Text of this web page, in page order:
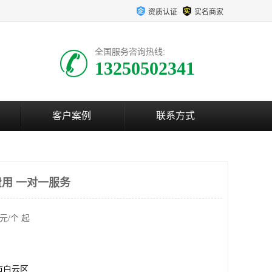
资质认证 实名商家
全国服务咨询热线:
13250502341
客户案例 联系方式
一对一服务
/个 起
白云区